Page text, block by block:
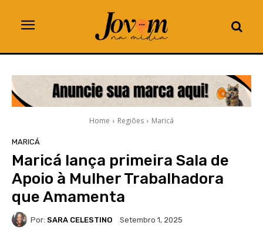
Home Regiões Maricá
MARICÁ
Maricá lança primeira Sala de
Apoio à Mulher Trabalhadora
que Amamenta
Por: SARA CELESTINO Setembro 1, 2025